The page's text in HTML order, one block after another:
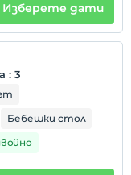
на стая не се
Изберете дати
: 3
Бебешки стол